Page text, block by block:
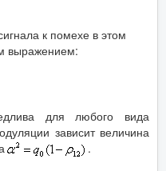
к помехе в этом
выражением:
для любого вида
зависит величина
.